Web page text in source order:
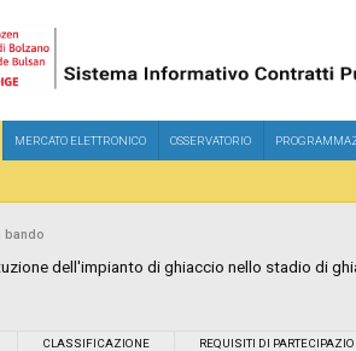
MERCATO ELETTRONICO OSSERVATORIO
bando
dell'impianto di ghiaccio nello stadio di
CLASSIFICAZIONE REQUISITI DI